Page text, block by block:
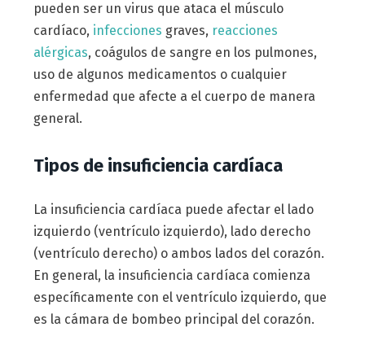
pueden ser un virus que ataca el músculo
cardíaco, infecciones graves, reacciones
alérgicas, coágulos de sangre en los pulmones,
uso de algunos medicamentos o cualquier
enfermedad que afecte a el cuerpo de manera
general.
Tipos de insuficiencia cardíaca
La insuficiencia cardíaca puede afectar el lado
izquierdo (ventrículo izquierdo), lado derecho
(ventrículo derecho) o ambos lados del corazón.
En general, la insuficiencia cardíaca comienza
específicamente con el ventrículo izquierdo, que
es la cámara de bombeo principal del corazón.